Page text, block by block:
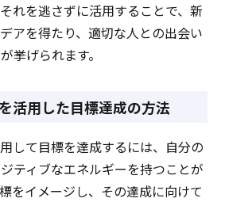
れを逃さずに活用することで、新
アを得たり、適切な人との出会い
挙げられます。
活用した目標達成の方法
して目標を達成するには、自分の
ティブなエネルギーを持つことが
をイメージし、その達成に向けて